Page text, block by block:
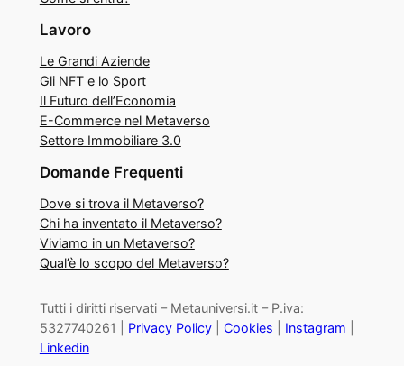
Lavoro
Le Grandi Aziende
Gli NFT e lo Sport
Il Futuro dell’Economia
E-Commerce nel Metaverso
Settore Immobiliare 3.0
Domande Frequenti
Dove si trova il Metaverso?
Chi ha inventato il Metaverso?
Viviamo in un Metaverso?
Qual’è lo scopo del Metaverso?
Tutti i diritti riservati – Metauniversi.it – P.iva:
5327740261 | Privacy Policy Cookies Instagram
Linkedin